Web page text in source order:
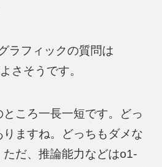
ラフィックの質問は
さそうです。
ころ一長一短です。どっ
ますね。どっちもダメな
ただ、推論能力などはo1-